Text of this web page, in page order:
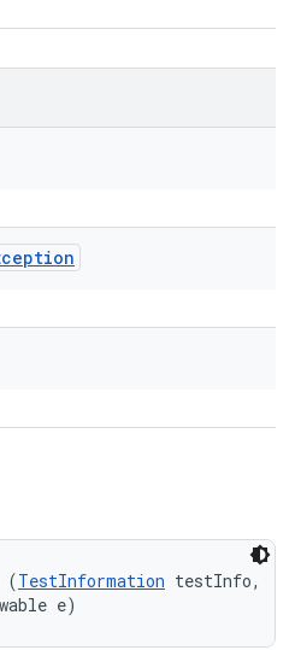
(TestInformation testInfo,
e)